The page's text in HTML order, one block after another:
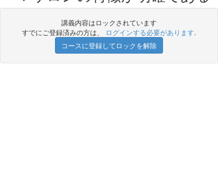
講義内容はロックされています
すでにご登録済みの方は、 ログインする必要があります.
コースに登録してロックを解除